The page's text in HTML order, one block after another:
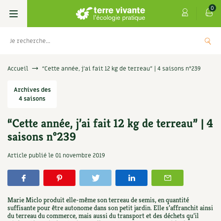
0
Livres
Permaculture, Jardin bio
Techniques de jardinage
Verger, arbres
Aménagement jardin
Les 4 saisons
Se réabonner
Offrir un abonnement
Les numéros
4 saisons
Graines, semences
Aromatiques
Florales
Cartes cadeau
Découvrir le Centre
Visiter en famille, entre amis
Jardin bio
Parole libre
Accueil “Cette année, j’ai fait 12 kg de terreau” | 4 saisons n°239
Archives des
4 saisons
“Cette année, j’ai fait 12 kg de terreau” | 4
saisons n°239
Article publié le 01 novembre 2019
Marie Miclo produit elle-même son terreau de semis, en quantité
suffisante pour être autonome dans son petit jardin. Elle s’affranchit ainsi
du terreau du commerce, mais aussi du transport et des déchets qu’il
tisanes qui soignent
9,90
€